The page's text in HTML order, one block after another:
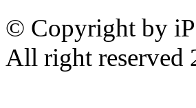
© Copyright by
All right reserved